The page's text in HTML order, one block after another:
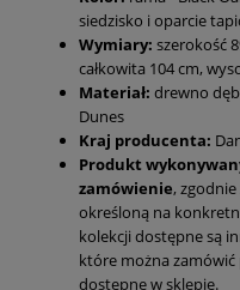
siedzisko i oparcie
Wymiary: szerokość
całkowita 104 cm,
Materiał: drewno
Dunes
Kraj producenta:
Produkt
zamówienie,
określoną na
kolekcji dostępne są
które można
dostępne w sklepie.